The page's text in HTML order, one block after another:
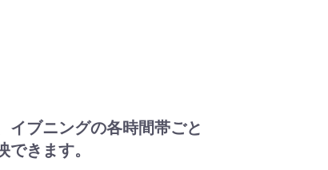
イブニングの各時間帯ごと
きます。